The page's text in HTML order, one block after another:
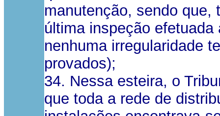
manutenção, sendo que,
última inspeção
nenhuma irregularidade
provados);
34. Nessa esteira, o
que toda a rede de